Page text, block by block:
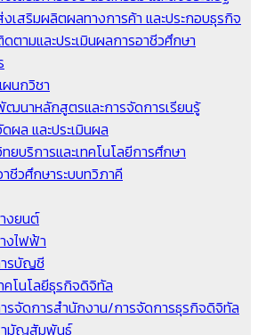
เสริมผลิตผลทางการค้า และประกอบธุรกิจ
ตามและประเมินผลการอาชีวศึกษา
นกวิชา
ฒนาหลักสูตรและการจัดการเรียนรู้
ผล และประเมินผล
ยบริการและเทคโนโลยีการศึกษา
ชีวศึกษาระบบทวิภาคี
งยนต์
งไฟฟ้า
รบัญชี
คโนโลยีธุรกิจดิจิทัล
รจัดการสำนักงาน/การจัดการธุรกิจดิจิทัล
มัญสัมพันธ์